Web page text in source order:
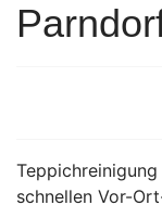
schnellen Vor-